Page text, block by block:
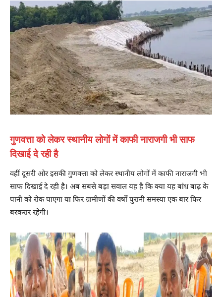
गुणवत्ता को लेकर स्थानीय लोगों में काफी नाराजगी भी साफ
दिखाई दे रही है
वहीं दूसरी ओर इसकी गुणवत्ता को लेकर स्थानीय लोगों में काफी नाराजगी भी
साफ दिखाई दे रही है। अब सबसे बड़ा सवाल यह है कि क्या यह बांध बाढ़ के
पानी को रोक पाएगा या फिर ग्रामीणों की वर्षों पुरानी समस्या एक बार फिर
बरकरार रहेगी।